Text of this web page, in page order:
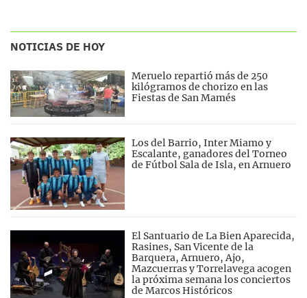
NOTICIAS DE HOY
Meruelo repartió más de 250
kilógramos de chorizo en las
Fiestas de San Mamés
Los del Barrio, Inter Miamo y
Escalante, ganadores del Torneo
de Fútbol Sala de Isla, en Arnuero
El Santuario de La Bien Aparecida,
Rasines, San Vicente de la
Barquera, Arnuero, Ajo,
Mazcuerras y Torrelavega acogen
la próxima semana los conciertos
de Marcos Históricos